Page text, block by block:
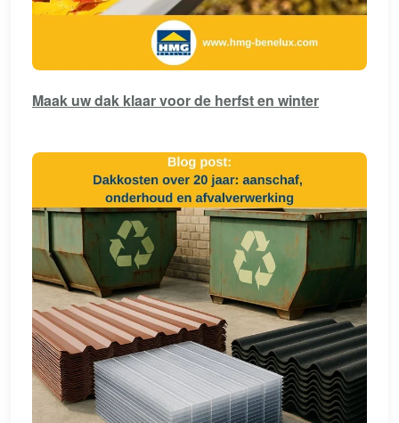
Maak uw dak klaar voor de herfst en winter